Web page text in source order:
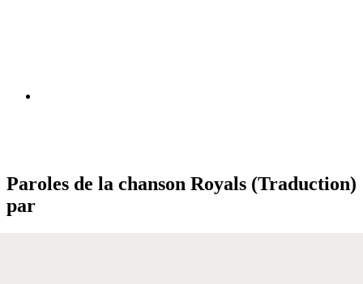
Paroles de la chanson Royals (Traduction)
par